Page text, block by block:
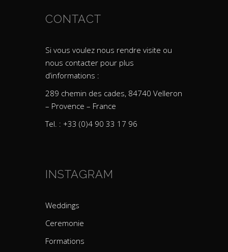
CONTACT
Si vous voulez nous rendre visite ou
nous contacter pour plus
d’informations :
289 chemin des cades, 84740 Velleron
– Provence – France
Tel. : +33 (0)4 90 33 17 96
INSTAGRAM
Weddings
Ceremonie
Formations